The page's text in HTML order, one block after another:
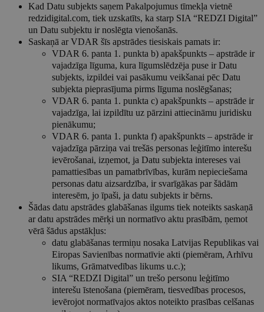
Kad Datu subjekts saņem Pakalpojumus tīmekļa vietnē
redzidigital.com, tiek uzskatīts, ka starp SIA “REDZI Digital”
un Datu subjektu ir noslēgta vienošanās.
Saskaņā ar VDAR šīs apstrādes tiesiskais pamats ir:
VDAR 6. panta 1. punkta b) apakšpunkts – apstrāde ir
vajadzīga līguma, kura līgumslēdzēja puse ir Datu
subjekts, izpildei vai pasākumu veikšanai pēc Datu
subjekta pieprasījuma pirms līguma noslēgšanas;
VDAR 6. panta 1. punkta c) apakšpunkts – apstrāde ir
vajadzīga, lai izpildītu uz pārzini attiecināmu juridisku
pienākumu;
VDAR 6. panta 1. punkta f) apakšpunkts – apstrāde ir
vajadzīga pārziņa vai trešās personas leģitīmo interešu
ievērošanai, izņemot, ja Datu subjekta intereses vai
pamattiesības un pamatbrīvības, kurām nepieciešama
personas datu aizsardzība, ir svarīgākas par šādām
interesēm, jo īpaši, ja datu subjekts ir bērns.
Šādas datu apstrādes glabāšanas ilgums tiek noteikts saskaņā
ar datu apstrādes mērķi un normatīvo aktu prasībām, ņemot
vērā šādus apstākļus:
datu glabāšanas termiņu nosaka Latvijas Republikas vai
Eiropas Savienības normatīvie akti (piemēram, Arhīvu
likums, Grāmatvedības likums u.c.);
SIA “REDZI Digital” un trešo personu leģitīmo
interešu īstenošana (piemēram, tiesvedības procesos,
ievērojot normatīvajos aktos noteikto prasības celšanas